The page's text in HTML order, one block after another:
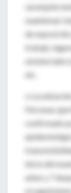
sarampión
exantema).
de
trabajo,
asistenciales
etc.
o
Personas
confirmado
inicio del
antes y 7
el